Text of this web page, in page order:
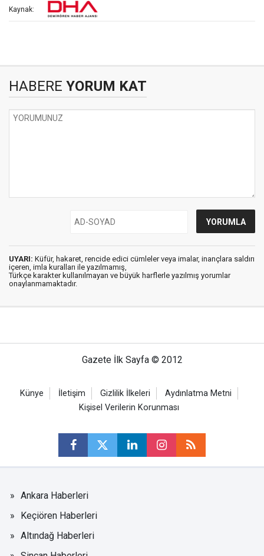
Kaynak:
HABERE YORUM KAT
UYARI: Küfür, hakaret, rencide edici cümleler veya imalar, inançlara saldırı
içeren, imla kuralları ile yazılmamış,
Türkçe karakter kullanılmayan ve büyük harflerle yazılmış yorumlar
onaylanmamaktadır.
Gazete İlk Sayfa © 2012
Künye İletişim Gizlilik İlkeleri
Aydınlatma Metni
Kişisel Verilerin Korunması
Ankara Haberleri
Keçiören Haberleri
Altındağ Haberleri